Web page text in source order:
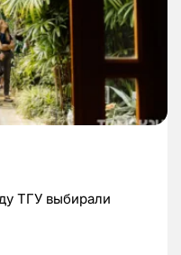
ТГУ выбирали